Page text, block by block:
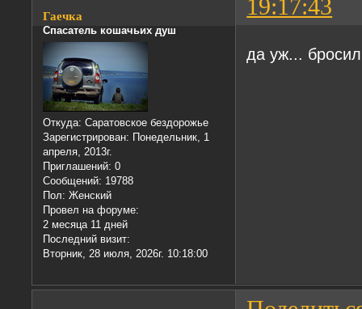
19:17:43
Гаечка
Спасатель кошачьих душ
Откуда: Саратовское бездорожье
Зарегистрирован: Понедельник, 1
апреля, 2013г.
Приглашений: 0
Сообщений: 19788
Пол: Женский
Провел на форуме:
2 месяца 11 дней
Последний визит:
Вторник, 28 июля, 2026г. 10:18:00
да уж...